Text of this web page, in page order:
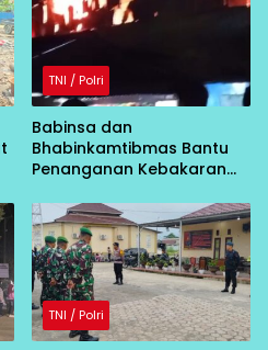
TNI / Polri
Babinsa dan
Bhabinkamtibmas Bantu
Penanganan Kebakaran
TNI / Polri